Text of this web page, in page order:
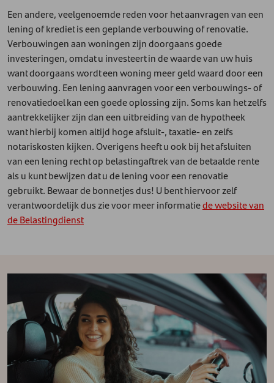
Een andere, veelgenoemde reden voor het aanvragen van een
lening of krediet is een geplande verbouwing of renovatie.
Verbouwingen aan woningen zijn doorgaans goede
investeringen, omdat u investeert in de waarde van uw huis
want doorgaans wordt een woning meer geld waard door een
verbouwing. Een lening aanvragen voor een verbouwings- of
renovatiedoel kan een goede oplossing zijn. Soms kan het zelfs
aantrekkelijker zijn dan een uitbreiding van de hypotheek
want hierbij komen altijd hoge afsluit-, taxatie- en zelfs
notariskosten kijken. Overigens heeft u ook bij het afsluiten
van een lening recht op belastingaftrek van de betaalde rente
als u kunt bewijzen dat u de lening voor een renovatie
gebruikt. Bewaar de bonnetjes dus! U bent hiervoor zelf
verantwoordelijk dus zie voor meer informatiede website van
de Belastingdienst